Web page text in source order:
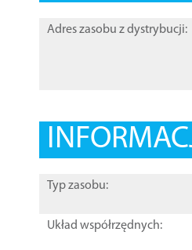
Adres zasobu z dystrybucji:
Typ zasobu:
Układ współrzędnych: